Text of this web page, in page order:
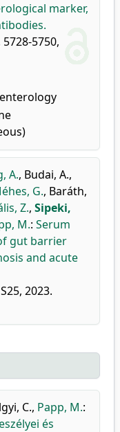
marker,
5728-5750,
A., Budai, A.,
G., Baráth,
Z., Sipeki,
M.: Serum
gut barrier
and acute
2023.
C., Papp, M.:
és